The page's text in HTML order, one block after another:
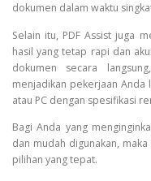
dokumen dalam waktu
Selain itu, PDF Assist juga
hasil yang tetap rapi dan
dokumen secara
menjadikan pekerjaan
atau PC dengan spesifikasi
Bagi Anda yang
dan mudah digunakan,
pilihan yang tepat.